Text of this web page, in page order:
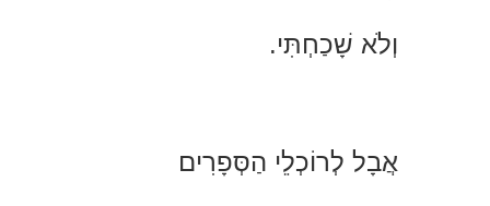
וְלֹא שָׁכַחְתִּי.
אֲבָל לְרוֹכְלֵי הַסְּפָרִים